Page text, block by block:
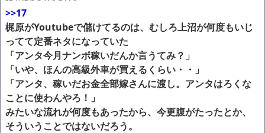
>>17
梶原がYoutubeで儲けてるのは、むしろ上沼が何度もいじ
ってて定番ネタになっていた
「アンタ今月ナンボ稼いだんか言うてみ？」
「いや、ほんの高級外車が買えるくらい・・」
「アンタ、稼いだお金全部嫁さんに渡し。アンタはろくな
ことに使わんやろ！」
みたいな流れが何度もあったから、今更腹がたったとか、
そういうことではないだろう。